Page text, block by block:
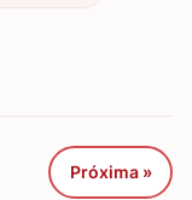
Próxima »